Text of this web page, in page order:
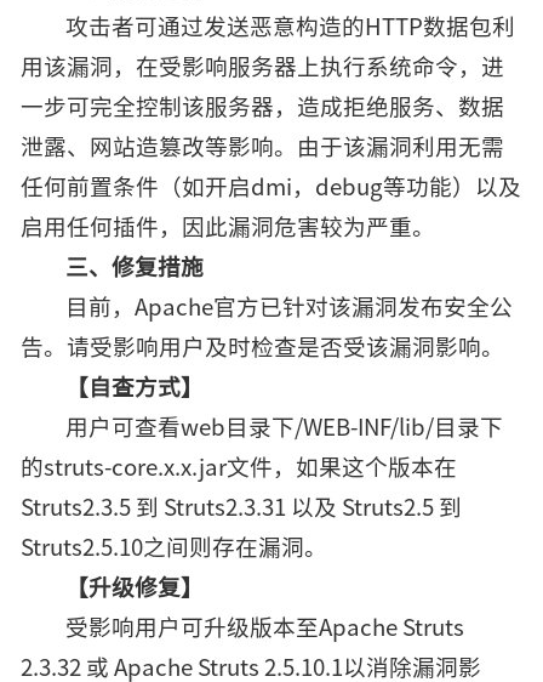
攻击者可通过发送恶意构造的HTTP数据包利
用该漏洞，在受影响服务器上执行系统命令，进
一步可完全控制该服务器，造成拒绝服务、数据
泄露、网站造篡改等影响。由于该漏洞利用无需
任何前置条件（如开启dmi，debug等功能）以及
启用任何插件，因此漏洞危害较为严重。
三、修复措施
目前，Apache官方已针对该漏洞发布安全公
告。请受影响用户及时检查是否受该漏洞影响。
【自查方式】
用户可查看web目录下/WEB-INF/lib/目录下
的struts-core.x.x.jar文件，如果这个版本在
Struts2.3.5 到 Struts2.3.31 以及 Struts2.5 到
Struts2.5.10之间则存在漏洞。
【升级修复】
受影响用户可升级版本至Apache Struts
2.3.32 或 Apache Struts 2.5.10.1以消除漏洞影